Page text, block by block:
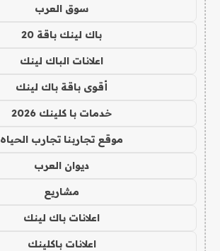
سوق العرب
باك لينك باقة 20
اعلانات الباك لينك
أقوى باقة باك لينك
خدمات با كلينك 2026
موقع تجاربنا تجارب الحياه
ديوان العرب
مشاريع
اعلانات باك لينك
اعلانات باكلينك